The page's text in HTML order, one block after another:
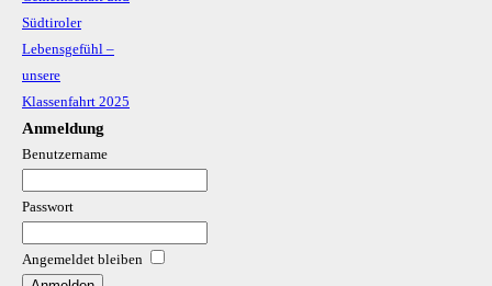
Südtiroler
Lebensgefühl –
unsere
Klassenfahrt 2025
Anmeldung
Benutzername
Passwort
Angemeldet bleiben